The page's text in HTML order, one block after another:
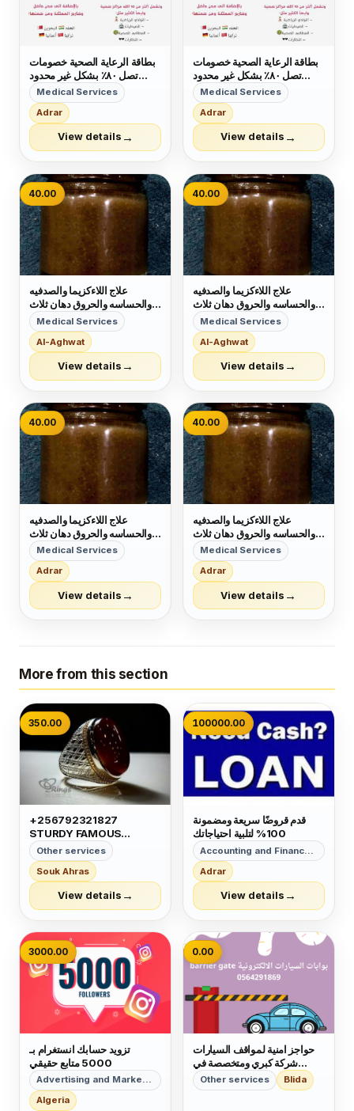
بطاقة الرعاية الصحية خصومات
تصل ٨٠٪ بشكل غير محدود
تشمل ١٠ الاف مركز صحي
والكثير منها الصيدليات اوالنوادي
والمطاعم الصحية وتجميلية كـ
زراعة الشعر والعمليات الجرحايه
Medical Services
Adrar
View details →
بطاقة الرعاية الصحية خصومات
تصل ٨٠٪ بشكل غير محدود
تشمل ١٠ الاف مركز صحي
والكثير منها الصيدليات اوالنوادي
والمطاعم الصحية وتجميلية كـ
زراعة الشعر والعمليات الجرحايه
Medical Services
Adrar
View details →
40.00
علاج اللاءكزيما والصدفيه
والحساسه والحروق دهان ثلاث
مرات في اليوم &rlm;وأن شاء
الله بعده &rlm;الشفاء سعر
العبوه &rlm;40ريال تواصل
وتساب وتساب 0548417130
Medical Services
Al-Aghwat
View details →
40.00
علاج اللاءكزيما والصدفيه
والحساسه والحروق دهان ثلاث
مرات في اليوم &rlm;وأن شاء
الله بعده &rlm;الشفاء سعر
العبوه &rlm;40ريال تواصل
وتساب وتساب 0548417130
Medical Services
Al-Aghwat
View details →
40.00
علاج اللاءكزيما والصدفيه
والحساسه والحروق دهان ثلاث
مرات في اليوم &rlm;وأن شاء
الله بعده &rlm;الشفاء سعر
العبوه &rlm;40ريال تواصل
وتساب وتساب 0548417130
Medical Services
Adrar
View details →
40.00
علاج اللاءكزيما والصدفيه
والحساسه والحروق دهان ثلاث
مرات في اليوم &rlm;وأن شاء
الله بعده &rlm;الشفاء سعر
العبوه &rlm;40ريال تواصل
وتساب وتساب 0548417130
Medical Services
Adrar
View details →
More from this section
350.00
+256792321827
STURDY FAMOUS
GREATEST VERY
CAPABLE MAGIC RING
FOR MONEY LUCK
POWER IN GERMANY
MEXICO OMAN JORDAN
VIETNAM MIAMI UK
Other services
Souk Ahras
View details →
100000.00
قدم قروضًا سريعة ومضمونة
100% لتلبية احتياجاتك
Adrar
View details →
3000.00
تزويد حسابك انستغرام بـ
5000 متابع حقيقي
Advertising and Marketing
Algeria
0.00
حواجز امنية لمواقف السيارات
شركة كبري ومتخصصة في
التركيب والصيانة بالمملكة
العربية السعودية
Other services Blida